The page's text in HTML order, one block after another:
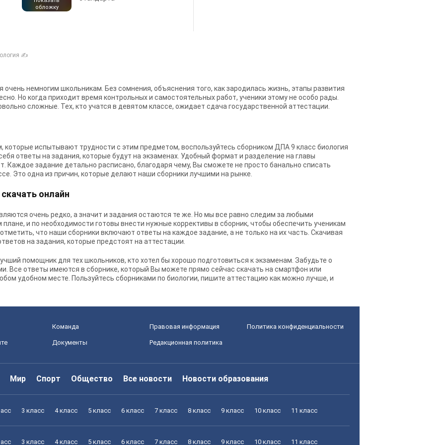
обложку
✍
немногим школьникам. Без сомнения, объяснения того, как зародилась жизнь, этапы развития
Но когда приходит время контрольных и самостоятельных работ, ученики этому не особо рады.
сложные. Тех, кто учатся в девятом классе, ожидает сдача государственной аттестации.
которые испытывают трудности с этим предметом, воспользуйтесь сборником ДПА 9 класс биология
ответы на задания, которые будут на экзаменах. Удобный формат и разделение на главы
Каждое задание детально расписано, благодаря чему, Вы сможете не просто банально списать
Это одна из причин, которые делают наши сборники лучшими на рынке.
онлайн
очень редко, а значит и задания остаются те же. Но мы все равно следим за любыми
и по необходимости готовы внести нужные коррективы в сборник, чтобы обеспечить ученикам
что наши сборники включают ответы на каждое задание, а не только на их часть. Скачивая
на задания, которые предстоят на аттестации.
помощник для тех школьников, кто хотел бы хорошо подготовиться к экзаменам. Забудьте о
Все ответы имеются в сборнике, который Вы можете прямо сейчас скачать на смартфон или
удобном месте. Пользуйтесь сборниками по биологии, пишите аттестацию как можно лучше, и
Команда Правовая информация Политика конфиденциальности
Документы Редакционная политика
Мир Спорт Общество Все новости Новости образования
3 класс 4 класс 5 класс 6 класс 7 класс 8 класс 9 класс 10 класс 11 класс
3 класс 4 класс 5 класс 6 класс 7 класс 8 класс 9 класс 10 класс 11 класс